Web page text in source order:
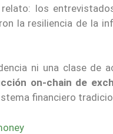
los
la resiliencia de la
ni una clase de
on-chain de
financiero